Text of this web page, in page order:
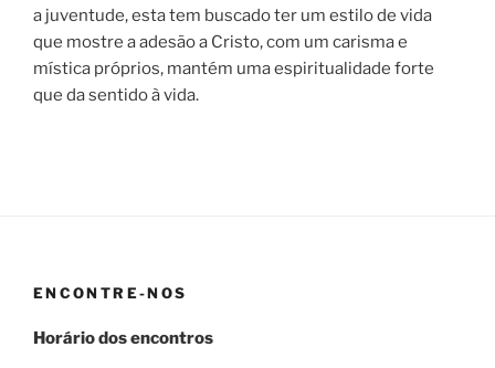
a juventude, esta tem buscado ter um estilo de vida
que mostre a adesão a Cristo, com um carisma e
mística próprios, mantém uma espiritualidade forte
que da sentido à vida.
ENCONTRE-NOS
Horário dos encontros